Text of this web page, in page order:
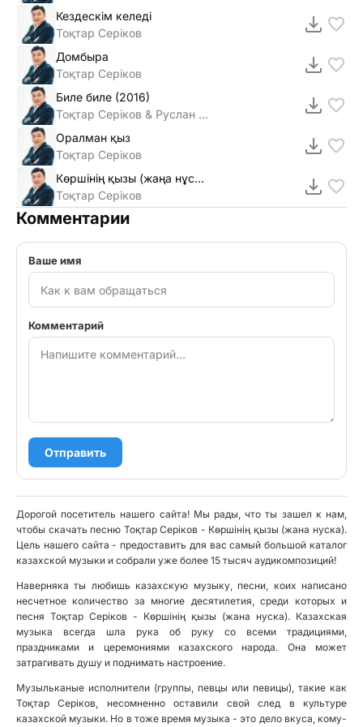
Кездескім келеді
Тоқтар Серіков
Домбыра
Тоқтар Серіков
Биле биле (2016)
Тоқтар Серіков & Руслан Мамытов
Оралман қыз
Тоқтар Серіков
Көршінің қызы (жаңа нұсқа)
Тоқтар Серіков
Комментарии
Ваше имя
Комментарий
Отправить
Дорогой посетитель нашего сайта! Мы рады, что ты зашел к нам,
чтобы скачать песню Тоқтар Серiков - Көршiнiң қызы (жана нуска).
Цель нашего сайта - предоставить для вас самый большой каталог
казахской музыки и собрали уже более 15 тысяч аудикомпозиций!
Наверняка ты любишь казахскую музыку, песни, коих написано
несчетное количество за многие десятилетия, среди которых и
песня Тоқтар Серiков - Көршiнiң қызы (жана нуска). Казахская
музыка всегда шла рука об руку со всеми традициями,
праздниками и церемониями казахского народа. Она может
затрагивать душу и поднимать настроение.
Музыльканые исполнители (группы, певцы или певицы), такие как
Тоқтар Серiков, несомненно оставили свой след в культуре
казахской музыки. Но в тоже время музыка - это дело вкуса, кому-